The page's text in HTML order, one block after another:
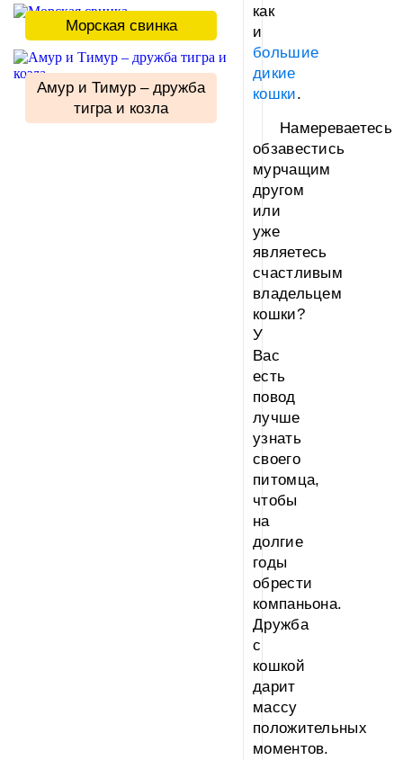
как
и
большие
дикие
кошки.
Намереваетесь
обзавестись
мурчащим
другом
или
уже
являетесь
счастливым
владельцем
кошки?
У
Вас
есть
повод
лучше
узнать
своего
питомца,
чтобы
на
долгие
годы
обрести
компаньона.
Дружба
с
кошкой
дарит
массу
положительных
моментов.
Морская свинка
Амур и Тимур – дружба
тигра и козла